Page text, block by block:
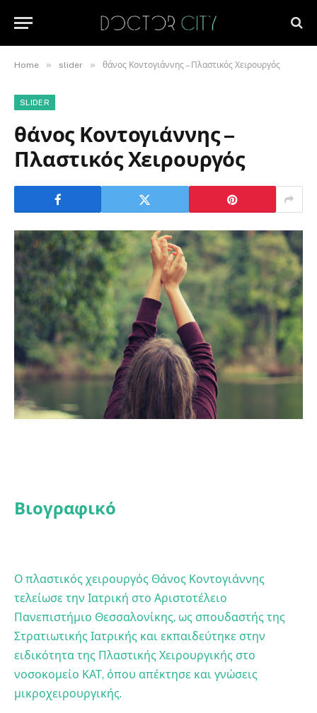
Home » slider » θάνος Κοντογιάννης – Πλαστικός Χειρουργός
SLIDER
θάνος Κοντογιάννης –
Πλαστικός Χειρουργός
Βιογραφικό
Ο πλαστικός χειρουργός Θάνος Κοντογιάννης
τελείωσε την Ιατρική στο Αριστοτέλειο
Πανεπιστήμιο Θεσσαλονίκης, ως σπουδαστής της
Στρατιωτικής Ιατρικής και εκπαιδεύτηκε στην
ειδικότητα της Πλαστικής Χειρουργικής στο
νοσοκομείο ΚΑΤ, όπου απέκτησε και γνώσεις
μικροχειρουργικής.